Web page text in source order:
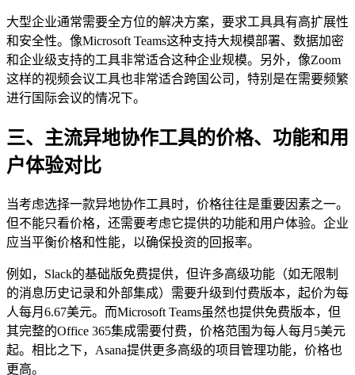
大型企业通常需要全方位的解决方案，要求工具具有高扩展性
和安全性。像Microsoft Teams这种支持大规模部署、数据加密
和企业级支持的工具非常适合这种企业规模。另外，像Zoom
这样的视频会议工具也非常适合跨国公司，特别是在需要频繁
进行国际会议的情况下。
三、主流异地协作工具的价格、功能和用
户体验对比
当考虑选择一款异地协作工具时，价格往往是重要因素之一。
但不能只看价格，还需要考虑它提供的功能和用户体验。企业
应当平衡价格和性能，以确保投资的回报率。
例如，Slack的基础版免费提供，但许多高级功能（如无限制
的消息历史记录和外部集成）需要升级到付费版本，起价为每
人每月6.67美元。而Microsoft Teams虽然也提供免费版本，但
其完整的Office 365集成需要付费，价格范围为每人每月5美元
起。相比之下，Asana提供更多高级的项目管理功能，价格也
更高。